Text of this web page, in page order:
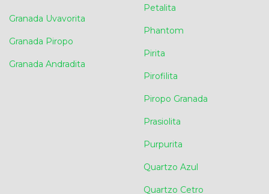
Granada Uvavorita
Granada Piropo
Granada Andradita
Petalita
Phantom
Pirita
Pirofilita
Piropo Granada
Prasiolita
Purpurita
Quartzo Azul
Quartzo Cetro